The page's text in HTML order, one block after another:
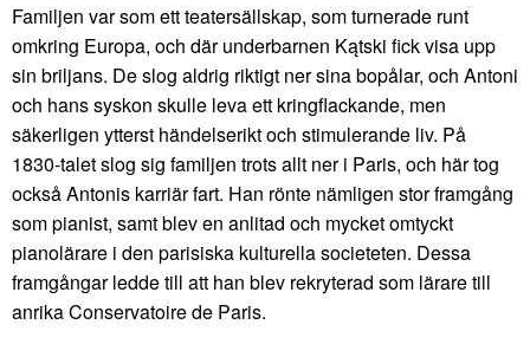
Familjen var som ett teatersällskap, som turnerade runt
omkring Europa, och där underbarnen Kątski fick visa upp
sin briljans. De slog aldrig riktigt ner sina bopålar, och Antoni
och hans syskon skulle leva ett kringflackande, men
säkerligen ytterst händelserikt och stimulerande liv. På
1830-talet slog sig familjen trots allt ner i Paris, och här tog
också Antonis karriär fart. Han rönte nämligen stor framgång
som pianist, samt blev en anlitad och mycket omtyckt
pianolärare i den parisiska kulturella societeten. Dessa
framgångar ledde till att han blev rekryterad som lärare till
anrika Conservatoire de Paris.